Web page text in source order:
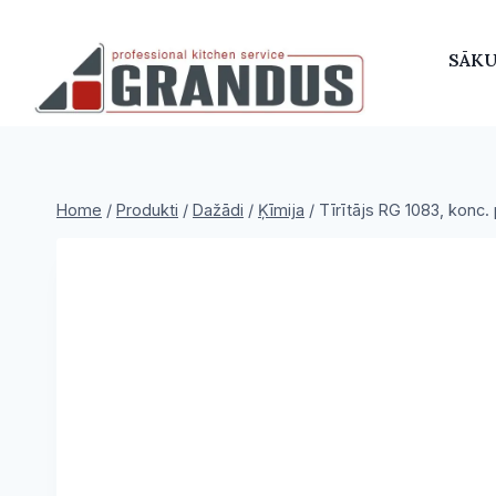
Home / Produkti / Dažādi / Ķīmija / Tīrītājs RG 1083,